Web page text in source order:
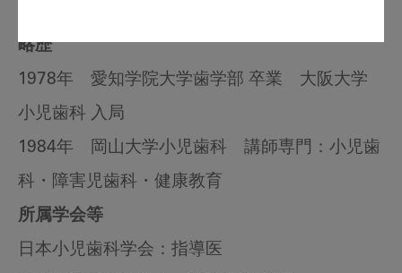
略歴
1978年 愛知学院大学歯学部 卒業 大阪大学
小児歯科 入局
1984年 岡山大学小児歯科 講師専門：小児歯
科・障害児歯科・健康教育
所属学会等
日本小児歯科学会：指導医